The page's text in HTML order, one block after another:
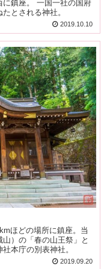
鎮座。 一国一社の国府
とされる神社。
2019.10.10
ほどの場所に鎮座。当
）の「春の山王祭」と
本庁の別表神社。
2019.09.20